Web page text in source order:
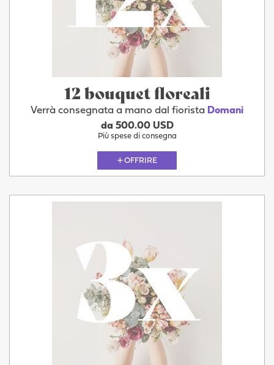
12 bouquet floreali
Verrà consegnata a mano dal fiorista Domani
da 500.00 USD
Più spese di consegna
OFFRIRE